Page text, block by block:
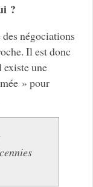
?
négociations
Il est donc
existe une
» pour